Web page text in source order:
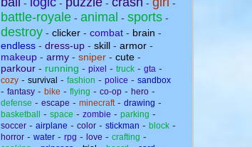
- - - - -
battle-royale - animal - sports -
destroy - clicker - combat - brain -
endless - dress-up - skill - armor -
makeup - army - sniper - cute -
parkour - running - pixel - truck - gta -
cozy - survival - fashion - police - sandbox
- fantasy - bike - flying - co-op - hero -
defense - escape - minecraft- drawing -
basketball - space - zombie - parking -
soccer - airplane - color - stickman - block -
horror - water - rpg - love - crafting -